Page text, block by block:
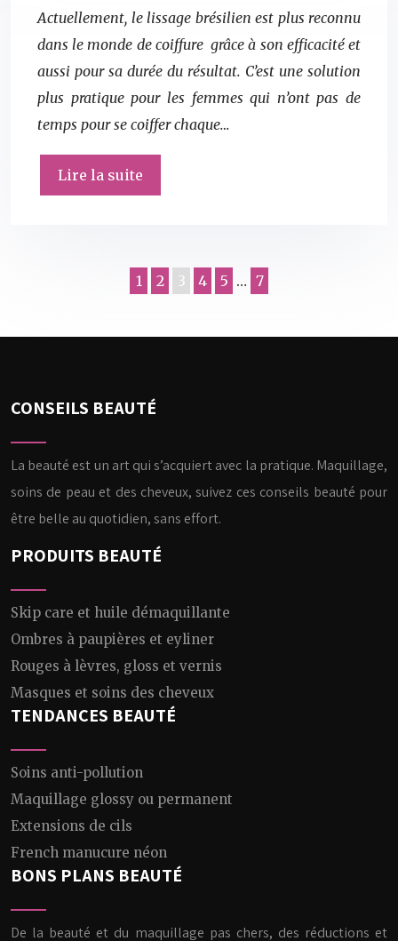
Actuellement, le lissage brésilien est plus reconnu
dans le monde de coiffure grâce à son efficacité et
aussi pour sa durée du résultat. C’est une solution
plus pratique pour les femmes qui n’ont pas de
temps pour se coiffer chaque…
Lire la suite
1 2 3 4 5 … 7
CONSEILS BEAUTÉ
La beauté est un art qui s’acquiert avec la pratique. Maquillage,
soins de peau et des cheveux, suivez ces conseils beauté pour
être belle au quotidien, sans effort.
PRODUITS BEAUTÉ
Skip care et huile démaquillante
Ombres à paupières et eyliner
Rouges à lèvres, gloss et vernis
Masques et soins des cheveux
TENDANCES BEAUTÉ
Soins anti-pollution
Maquillage glossy ou permanent
Extensions de cils
French manucure néon
BONS PLANS BEAUTÉ
De la beauté et du maquillage pas chers, des réductions et